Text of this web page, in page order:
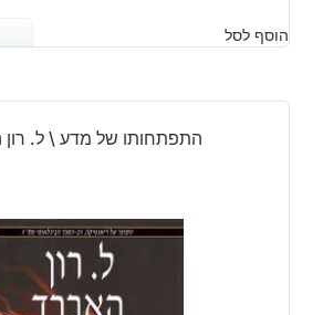
הוסף לסל
התפתחותו של מדע \ ל.